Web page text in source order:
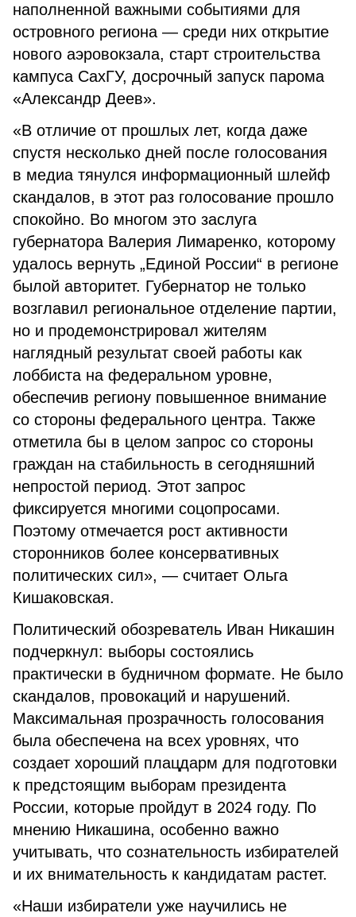
наполненной важными событиями для
островного региона — среди них открытие
нового аэровокзала, старт строительства
кампуса СахГУ, досрочный запуск парома
«Александр Деев».
«В отличие от прошлых лет, когда даже
спустя несколько дней после голосования
в медиа тянулся информационный шлейф
скандалов, в этот раз голосование прошло
спокойно. Во многом это заслуга
губернатора Валерия Лимаренко, которому
удалось вернуть „Единой России“ в регионе
былой авторитет. Губернатор не только
возглавил региональное отделение партии,
но и продемонстрировал жителям
наглядный результат своей работы как
лоббиста на федеральном уровне,
обеспечив региону повышенное внимание
со стороны федерального центра. Также
отметила бы в целом запрос со стороны
граждан на стабильность в сегодняшний
непростой период. Этот запрос
фиксируется многими соцопросами.
Поэтому отмечается рост активности
сторонников более консервативных
политических сил», — считает Ольга
Кишаковская.
Политический обозреватель Иван Никашин
подчеркнул: выборы состоялись
практически в будничном формате. Не было
скандалов, провокаций и нарушений.
Максимальная прозрачность голосования
была обеспечена на всех уровнях, что
создает хороший плацдарм для подготовки
к предстоящим выборам президента
России, которые пройдут в 2024 году. По
мнению Никашина, особенно важно
учитывать, что сознательность избирателей
и их внимательность к кандидатам растет.
«Наши избиратели уже научились не